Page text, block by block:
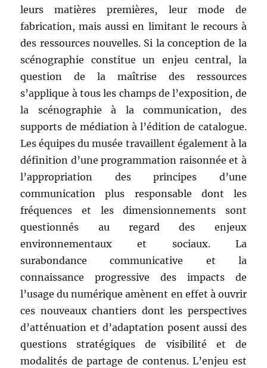
leurs matières premières, leur mode de
fabrication, mais aussi en limitant le recours à
des ressources nouvelles. Si la conception de la
scénographie constitue un enjeu central, la
question de la maîtrise des ressources
s’applique à tous les champs de l’exposition, de
la scénographie à la communication, des
supports de médiation à l’édition de catalogue.
Les équipes du musée travaillent également à la
définition d’une programmation raisonnée et à
l’appropriation des principes d’une
communication plus responsable dont les
fréquences et les dimensionnements sont
questionnés au regard des enjeux
environnementaux et sociaux. La
surabondance communicative et la
connaissance progressive des impacts de
l’usage du numérique amènent en effet à ouvrir
ces nouveaux chantiers dont les perspectives
d’atténuation et d’adaptation posent aussi des
questions stratégiques de visibilité et de
modalités de partage de contenus. L’enjeu est